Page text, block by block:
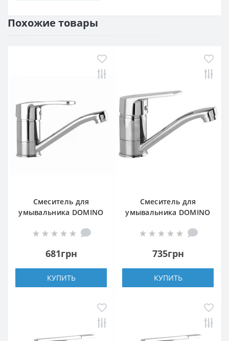
Похожие товары
Смеситель для
умывальника DOMINO
681грн
КУПИТЬ
Смеситель для
умывальника DOMINO
735грн
КУПИТЬ